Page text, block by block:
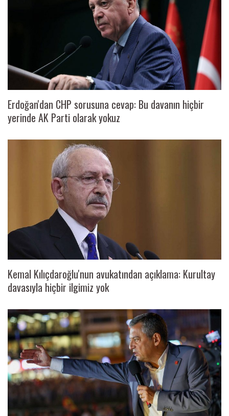
Erdoğan'dan CHP sorusuna cevap: Bu davanın hiçbir
yerinde AK Parti olarak yokuz
Kemal Kılıçdaroğlu'nun avukatından açıklama: Kurultay
davasıyla hiçbir ilgimiz yok